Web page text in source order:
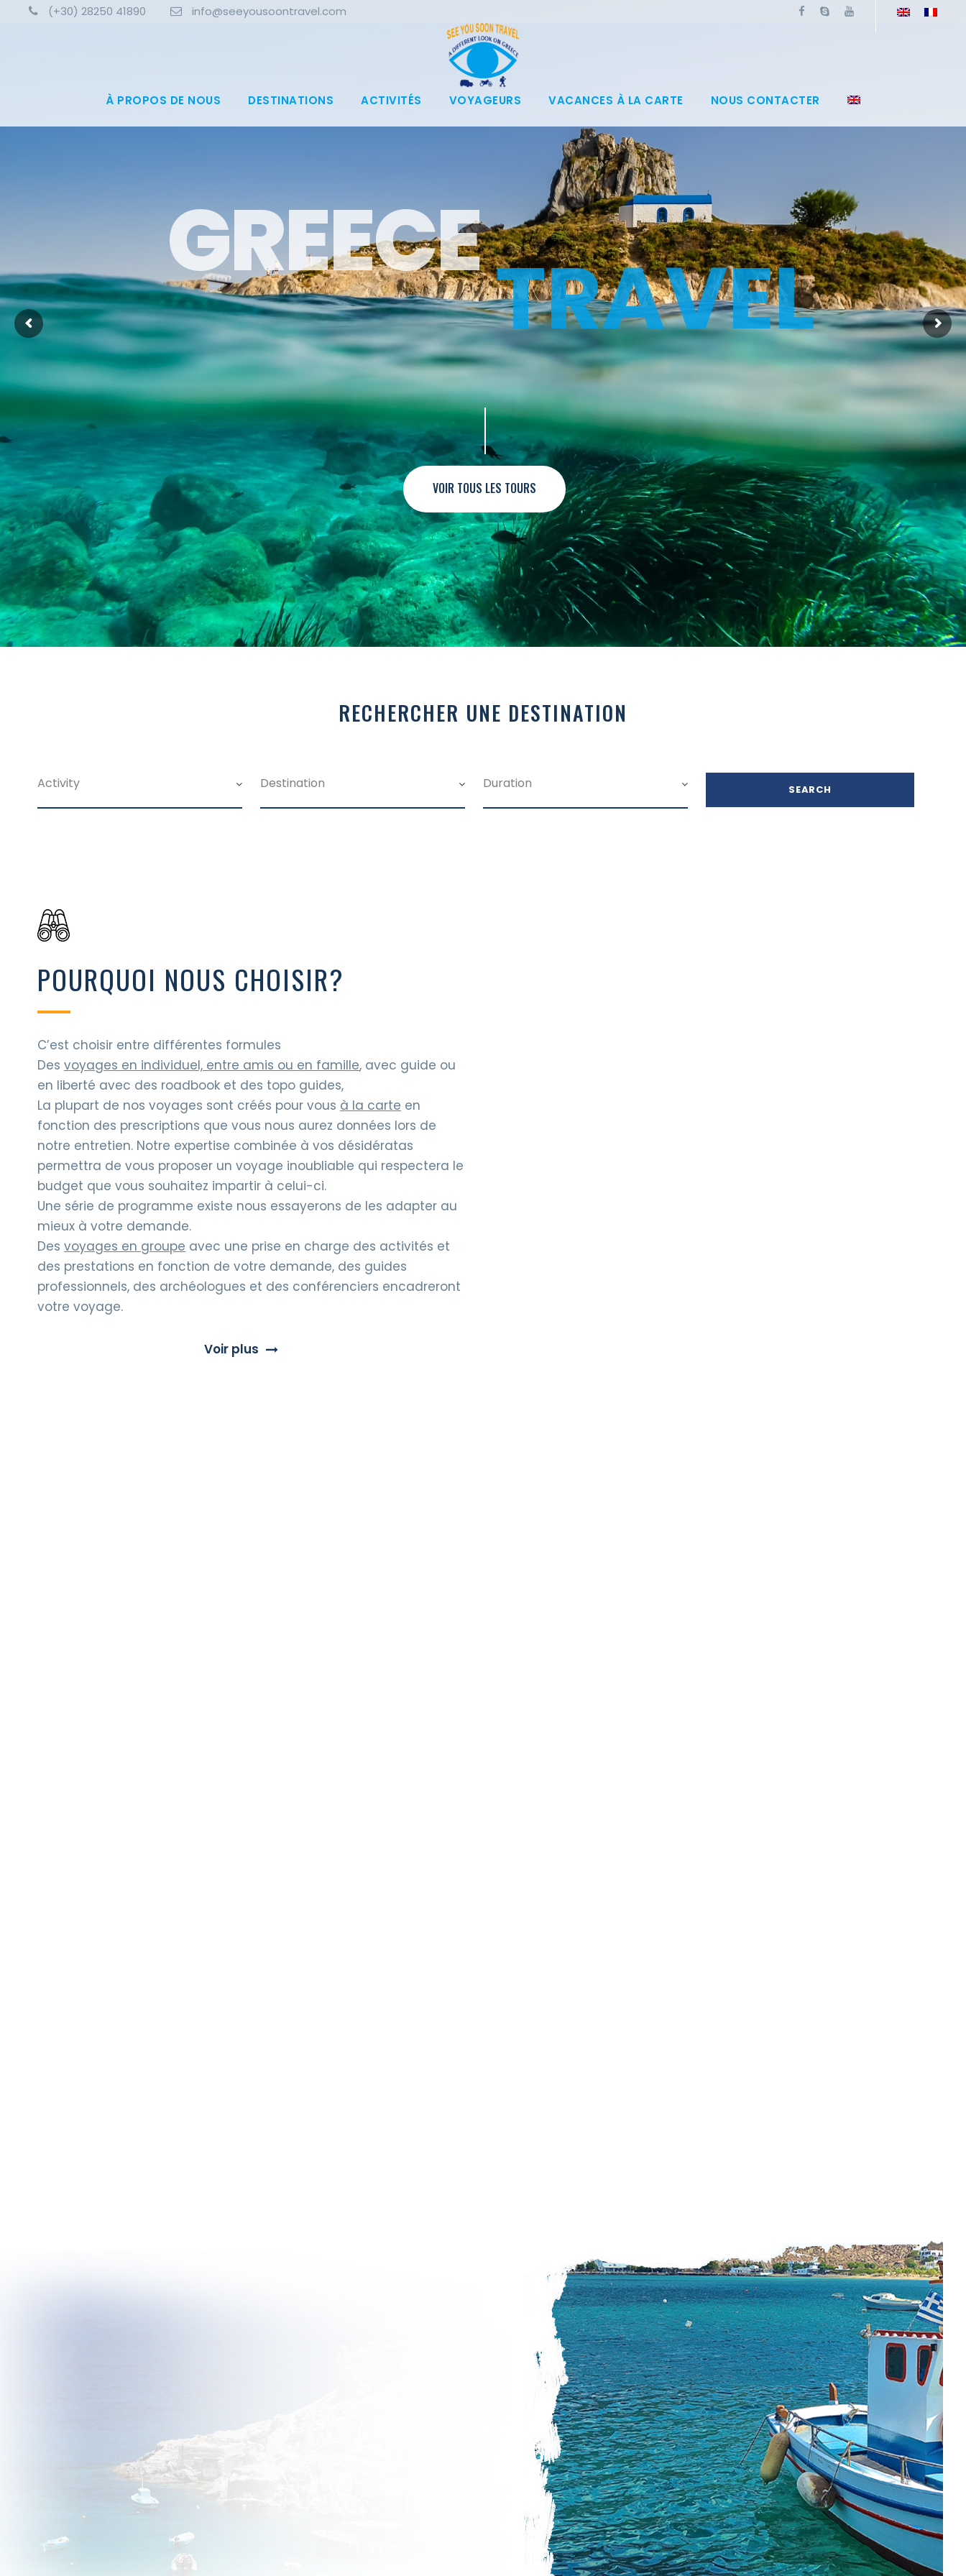
(+30) 28250 41890 info@seeyousoontravel.com
À PROPOS DE NOUS DESTINATIONS ACTIVITÉS VOYAGEURS VACANCES À LA CARTE NOUS CONTACTER
TRAVEL
RECHERCHER UNE DESTINATION
POURQUOI NOUS CHOISIR?
C’est choisir entre différentes formules
Des voyages en individuel, entre amis ou en famille, avec guide ou
en liberté avec des roadbook et des topo guides,
La plupart de nos voyages sont créés pour vous à la carte en
fonction des prescriptions que vous nous aurez données lors de
notre entretien. Notre expertise combinée à vos désidératas
permettra de vous proposer un voyage inoubliable qui respectera le
budget que vous souhaitez impartir à celui-ci.
Une série de programme existe nous essayerons de les adapter au
mieux à votre demande.
Des voyages en groupe avec une prise en charge des activités et
des prestations en fonction de votre demande, des guides
professionnels, des archéologues et des conférenciers encadreront
votre voyage.
Voir plus